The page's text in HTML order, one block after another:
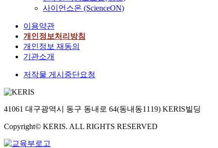
사이언스온 (ScienceON)
이용약관
개인정보처리방침
개인정보 재동의
기관소개
저작물 게시중단요청
41061 대구광역시 동구 동내로 64(동내동1119) KERIS빌딩
Copyright© KERIS. ALL RIGHTS RESERVED